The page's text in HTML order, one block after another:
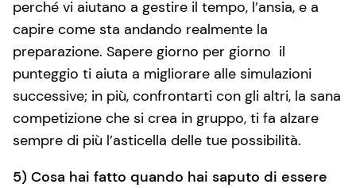
perché vi aiutano a gestire il tempo, l’ansia, e a
capire come sta andando realmente la
preparazione. Sapere giorno per giorno il
punteggio ti aiuta a migliorare alle simulazioni
successive; in più, confrontarti con gli altri, la sana
competizione che si crea in gruppo, ti fa alzare
sempre di più l’asticella delle tue possibilità.
5) Cosa hai fatto quando hai saputo di essere